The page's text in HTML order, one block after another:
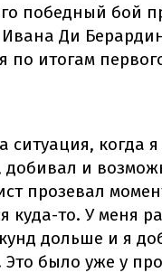
победный бой
Ди
по итогам
ситуация, когда
добивал и
прозевал
куда-то. У меня
дольше и я
Это было уже у